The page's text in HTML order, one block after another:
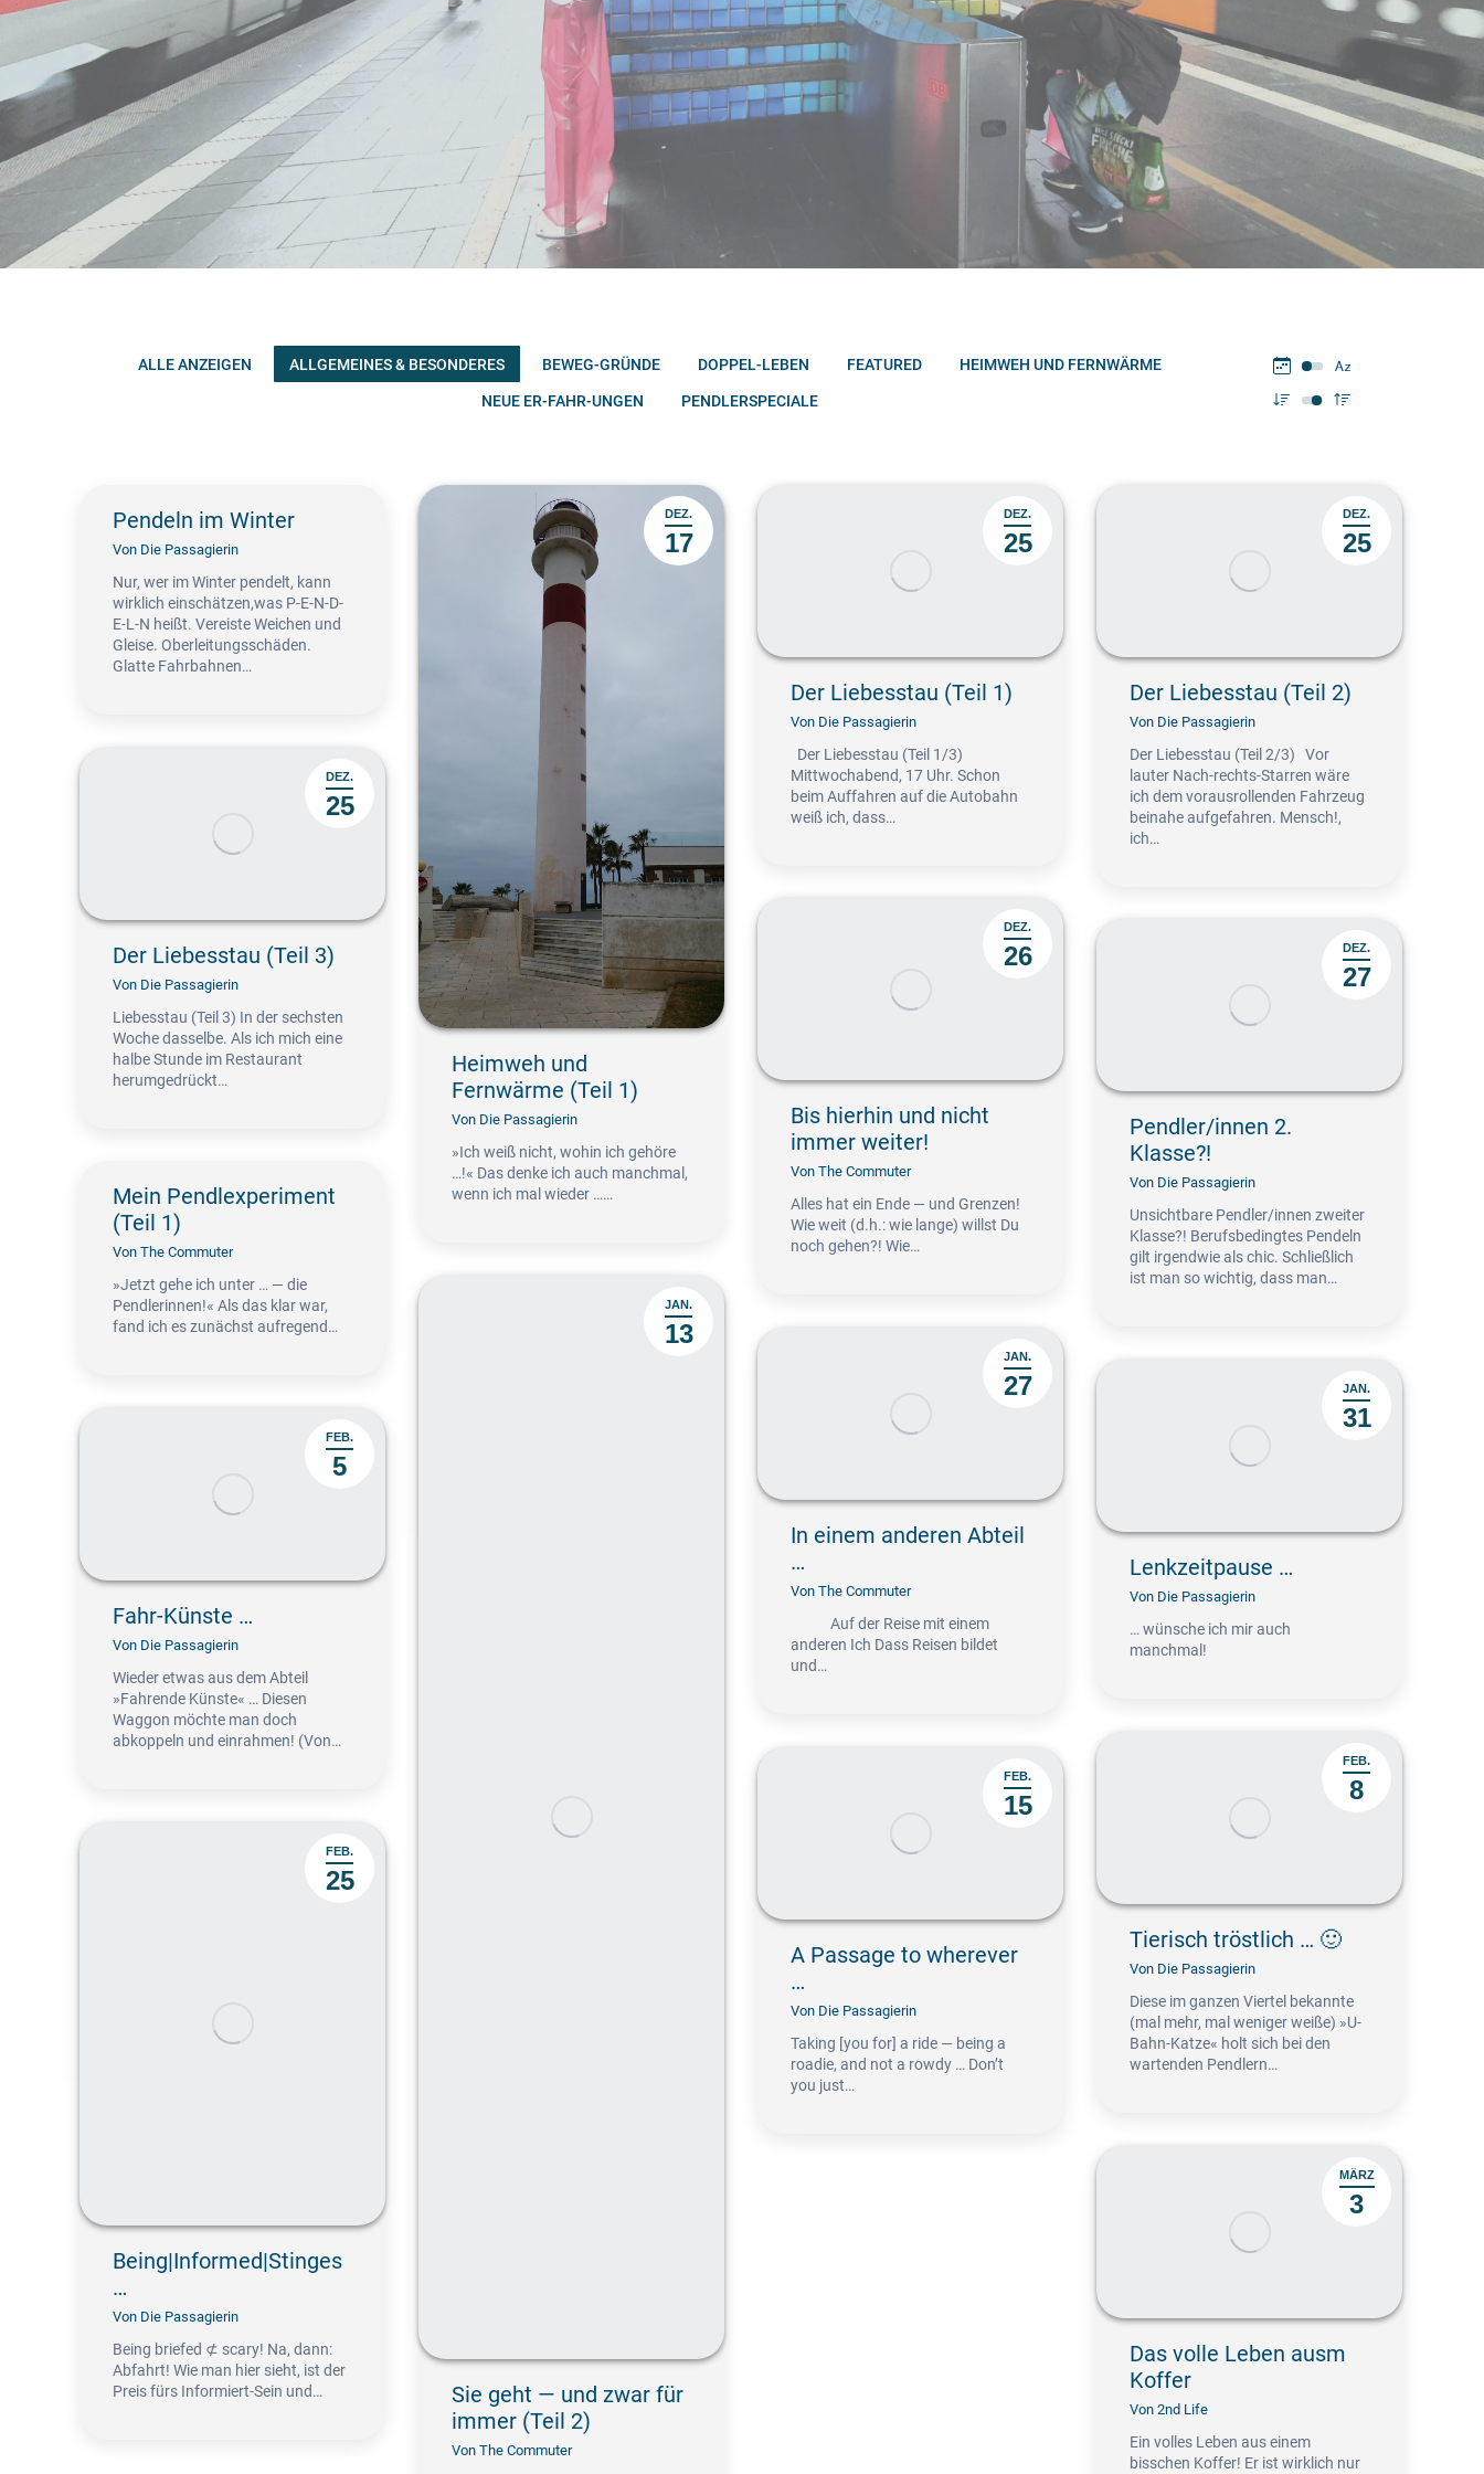
ALLE ANZEIGEN ALLGEMEINES & BESONDERES BEWEG-GRÜNDE DOPPEL-LEBEN FEATURED HEIMWEH UND FERNWÄRME
NEUE ER-FAHR-UNGEN PENDLERSPECIALE
Pendeln im Winter
Von Die Passagierin
Nur, wer im Winter pendelt, kann
wirklich einschätzen,was P-E-N-D-
E-L-N heißt. Vereiste Weichen und
Gleise. Oberleitungsschäden.
Glatte Fahrbahnen…
DEZ.
17
Heimweh und
Fernwärme (Teil 1)
Von Die Passagierin
»Ich weiß nicht, wohin ich gehöre
…!« Das denke ich auch manchmal,
wenn ich mal wieder ……
DEZ.
25
Der Liebesstau (Teil 1)
Von Die Passagierin
Der Liebesstau (Teil 1/3)
Mittwochabend, 17 Uhr. Schon
beim Auffahren auf die Autobahn
weiß ich, dass…
DEZ.
25
Der Liebesstau (Teil 2)
Von Die Passagierin
Der Liebesstau (Teil 2/3) Vor
lauter Nach-rechts-Starren wäre
ich dem vorausrollenden Fahrzeug
beinahe aufgefahren. Mensch!,
ich…
DEZ.
25
Der Liebesstau (Teil 3)
Von Die Passagierin
Liebesstau (Teil 3) In der sechsten
Woche dasselbe. Als ich mich eine
halbe Stunde im Restaurant
herumgedrückt…
DEZ.
26
Bis hierhin und nicht
immer weiter!
Von The Commuter
Alles hat ein Ende — und Grenzen!
Wie weit (d.h.: wie lange) willst Du
noch gehen?! Wie…
DEZ.
27
Pendler/innen 2.
Klasse?!
Von Die Passagierin
Unsichtbare Pendler/innen zweiter
Klasse?! Berufsbedingtes Pendeln
gilt irgendwie als chic. Schließlich
ist man so wichtig, dass man…
Mein Pendlexperiment
(Teil 1)
Von The Commuter
»Jetzt gehe ich unter … — die
Pendlerinnen!« Als das klar war,
fand ich es zunächst aufregend…
JAN.
13
Sie geht — und zwar für
immer (Teil 2)
Von The Commuter
JAN.
27
In einem anderen Abteil
…
Von The Commuter
Auf der Reise mit einem
anderen Ich Dass Reisen bildet
und…
JAN.
31
Lenkzeitpause …
Von Die Passagierin
… wünsche ich mir auch
manchmal!
FEB.
5
Fahr-Künste …
Von Die Passagierin
Wieder etwas aus dem Abteil
»Fahrende Künste« … Diesen
Waggon möchte man doch
abkoppeln und einrahmen! (Von…
FEB.
8
Tierisch tröstlich … 🙂
Von Die Passagierin
Diese im ganzen Viertel bekannte
(mal mehr, mal weniger weiße) »U-
Bahn-Katze« holt sich bei den
wartenden Pendlern…
FEB.
15
A Passage to wherever
…
Von Die Passagierin
Taking [you for] a ride — being a
roadie, and not a rowdy … Don’t
you just…
FEB.
25
Being|Informed|Stinges
…
Von Die Passagierin
Being briefed ⊄ scary! Na, dann:
Abfahrt! Wie man hier sieht, ist der
Preis fürs Informiert-Sein und…
MÄRZ
3
Das volle Leben ausm
Koffer
Von 2nd Life
Ein volles Leben aus einem
bisschen Koffer! Er ist wirklich nur